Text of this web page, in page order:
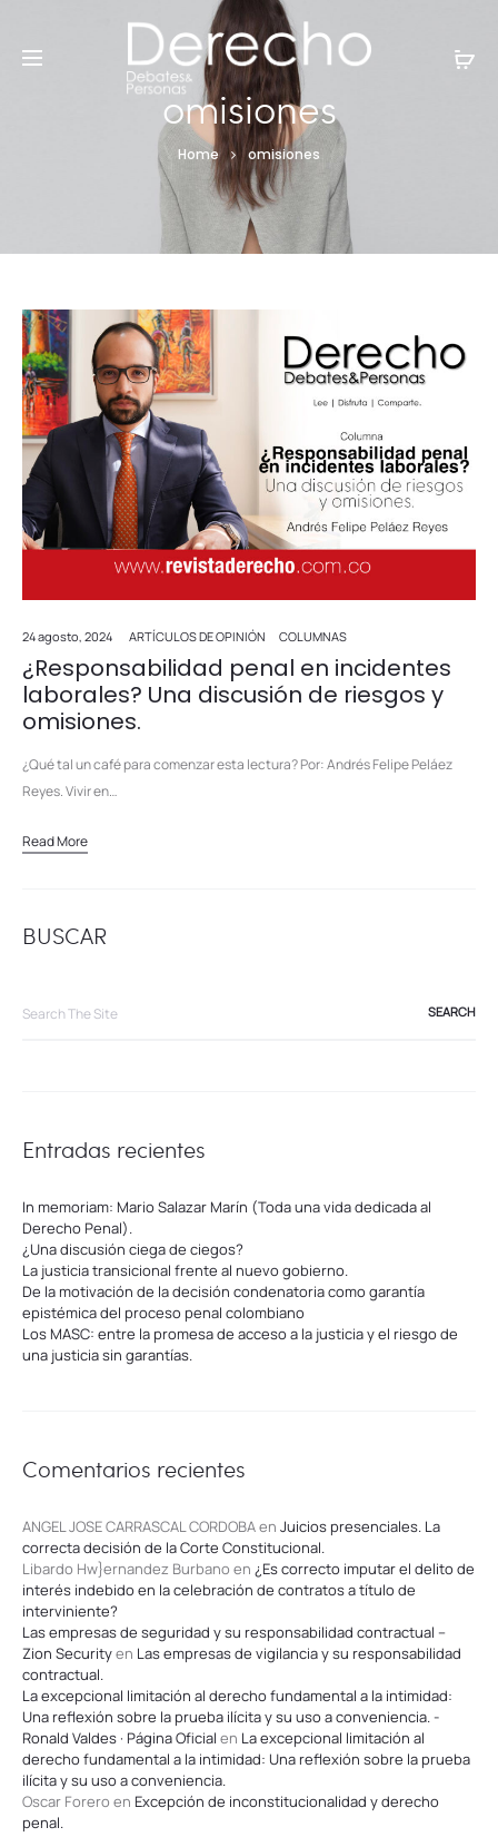
omisiones
Home omisiones
24 agosto, 2024 ARTÍCULOS DE OPINIÓN COLUMNAS
¿Responsabilidad penal en incidentes
laborales? Una discusión de riesgos y
omisiones.
¿Qué tal un café para comenzar esta lectura? Por: Andrés Felipe Peláez
Reyes. Vivir en…
Read More
BUSCAR
Entradas recientes
In memoriam: Mario Salazar Marín (Toda una vida dedicada al
Derecho Penal).
¿Una discusión ciega de ciegos?
La justicia transicional frente al nuevo gobierno.
De la motivación de la decisión condenatoria como garantía
epistémica del proceso penal colombiano
Los MASC: entre la promesa de acceso a la justicia y el riesgo de
una justicia sin garantías.
Comentarios recientes
ANGEL JOSE CARRASCAL CORDOBAen Juicios presenciales. La
correcta decisión de la Corte Constitucional.
Libardo Hw}ernandez Burbano en ¿Es correcto imputar el delito de
interés indebido en la celebración de contratos a título de
interviniente?
Las empresas de seguridad y su responsabilidad contractual –
Zion Securityen Las empresas de vigilancia y su responsabilidad
contractual.
La excepcional limitación al derecho fundamental a la intimidad:
Una reflexión sobre la prueba ilícita y su uso a conveniencia. -
Ronald Valdes · Página Oficial en La excepcional limitación al
derecho fundamental a la intimidad: Una reflexión sobre la prueba
ilícita y su uso a conveniencia.
Oscar Forero en Excepción de inconstitucionalidad y derecho
penal.